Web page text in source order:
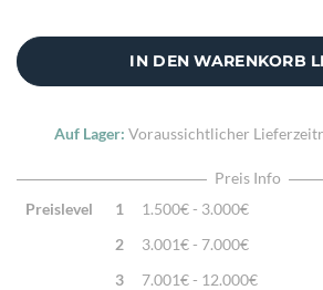
IN DEN WARENKORB
Auf Lager: Voraussichtlicher
Preis Info
Preislevel
1
1.500€ - 3.000€
2
3.001€ - 7.000€
3
7.001€ - 12.000€